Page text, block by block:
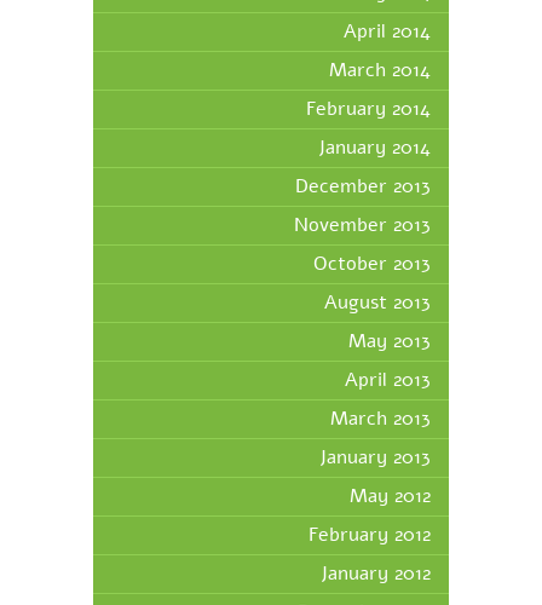
April 2014
March 2014
February 2014
January 2014
December 2013
November 2013
October 2013
August 2013
May 2013
April 2013
March 2013
January 2013
May 2012
February 2012
January 2012